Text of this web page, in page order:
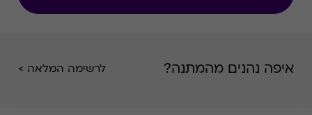
איפה נהנים מהמתנה? לרשימה המלאה >